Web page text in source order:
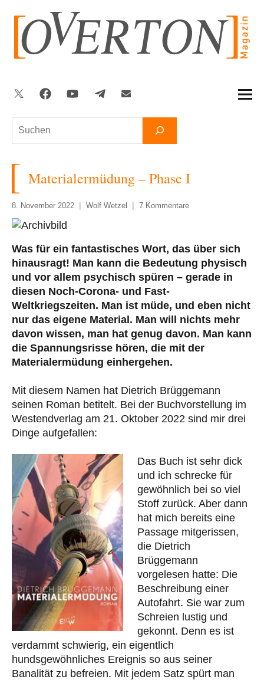
springen
Suchen
Twitter FacebookYouTubeTelegram
Materialermüdung – Phase I
8. November 2022 Wolf Wetzel 7 Kommentare
Was für ein fantastisches Wort, das über sich
hinausragt! Man kann die Bedeutung physisch
und vor allem psychisch spüren – gerade in
diesen Noch-Corona- und Fast-
Weltkriegszeiten. Man ist müde, und eben nicht
nur das eigene Material. Man will nichts mehr
davon wissen, man hat genug davon. Man kann
die Spannungsrisse hören, die mit der
Materialermüdung einhergehen.
Mit diesem Namen hat Dietrich Brüggemann
seinen Roman betitelt. Bei der Buchvorstellung im
Westendverlag am 21. Oktober 2022 sind mir drei
Dinge aufgefallen:
Das Buch ist sehr dick
und ich schrecke für
gewöhnlich bei so viel
Stoff zurück. Aber dann
hat mich bereits eine
Passage mitgerissen,
die Dietrich
Brüggemann
vorgelesen hatte: Die
Beschreibung einer
Autofahrt. Sie war zum
Schreien lustig und
gekonnt. Denn es ist
verdammt schwierig, ein eigentlich
hundsgewöhnliches Ereignis so aus seiner
Banalität zu befreien. Mit jedem Satz spürt man